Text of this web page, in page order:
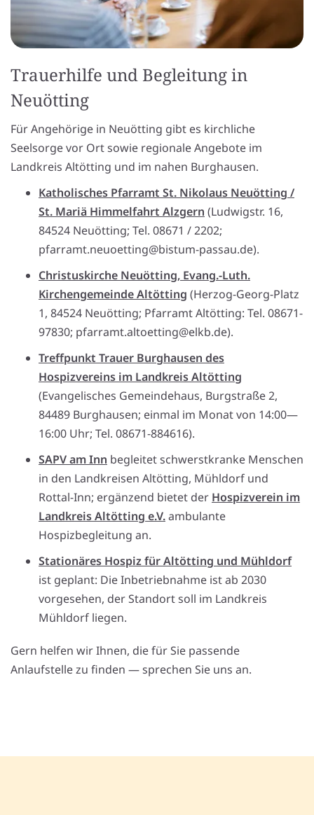
Trauerhilfe und Begleitung in
Neuötting
Für Angehörige in Neuötting gibt es kirchliche
Seelsorge vor Ort sowie regionale Angebote im
Landkreis Altötting und im nahen Burghausen.
Katholisches Pfarramt St. Nikolaus Neuötting /
St. Mariä Himmelfahrt Alzgern (Ludwigstr. 16,
84524 Neuötting; Tel. 08671 / 2202;
pfarramt.neuoetting@bistum-passau.de).
Christuskirche Neuötting, Evang.-Luth.
Kirchengemeinde Altötting (Herzog-Georg-Platz
1, 84524 Neuötting; Pfarramt Altötting: Tel. 08671-
97830; pfarramt.altoetting@elkb.de).
Treffpunkt Trauer Burghausen des
Hospizvereins im Landkreis Altötting
(Evangelisches Gemeindehaus, Burgstraße 2,
84489 Burghausen; einmal im Monat von 14:00—
16:00 Uhr; Tel. 08671-884616).
SAPV am Inn begleitet schwerstkranke Menschen
in den Landkreisen Altötting, Mühldorf und
Rottal-Inn; ergänzend bietet der Hospizverein im
Landkreis Altötting e.V.ambulante
Hospizbegleitung an.
Stationäres Hospiz für Altötting und Mühldorf
ist geplant: Die Inbetriebnahme ist ab 2030
vorgesehen, der Standort soll im Landkreis
Mühldorf liegen.
Gern helfen wir Ihnen, die für Sie passende
Anlaufstelle zu finden — sprechen Sie uns an.